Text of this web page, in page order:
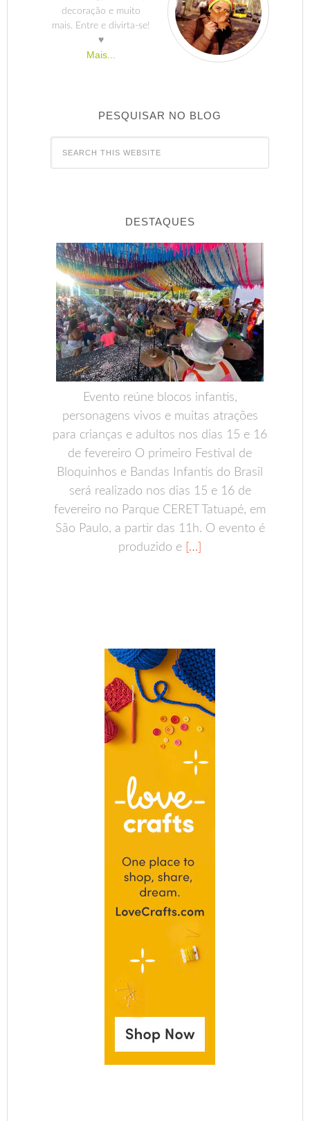
decoração e muito
mais. Entre e divirta-se!
♥
Mais...
PESQUISAR NO BLOG
DESTAQUES
Evento reúne blocos infantis,
personagens vivos e muitas atrações
para crianças e adultos nos dias 15 e 16
de fevereiro O primeiro Festival de
Bloquinhos e Bandas Infantis do Brasil
será realizado nos dias 15 e 16 de
fevereiro no Parque CERET Tatuapé, em
São Paulo, a partir das 11h. O evento é
produzido e […]